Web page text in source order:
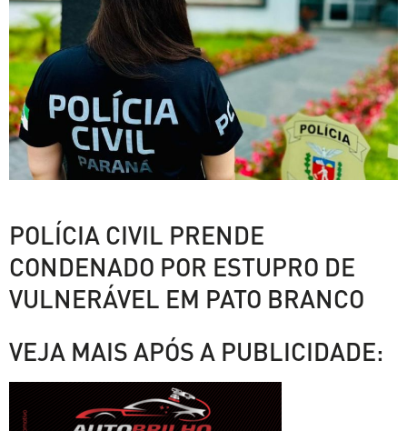
POLÍCIA CIVIL PRENDE
CONDENADO POR ESTUPRO DE
VULNERÁVEL EM PATO BRANCO
VEJA MAIS APÓS A PUBLICIDADE: